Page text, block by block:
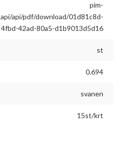
pim-
api/api/pdf/download/01d81c8d-
4fbd-42ad-80a5-d1b9013d5d16
st
0.694
svanen
15st/krt